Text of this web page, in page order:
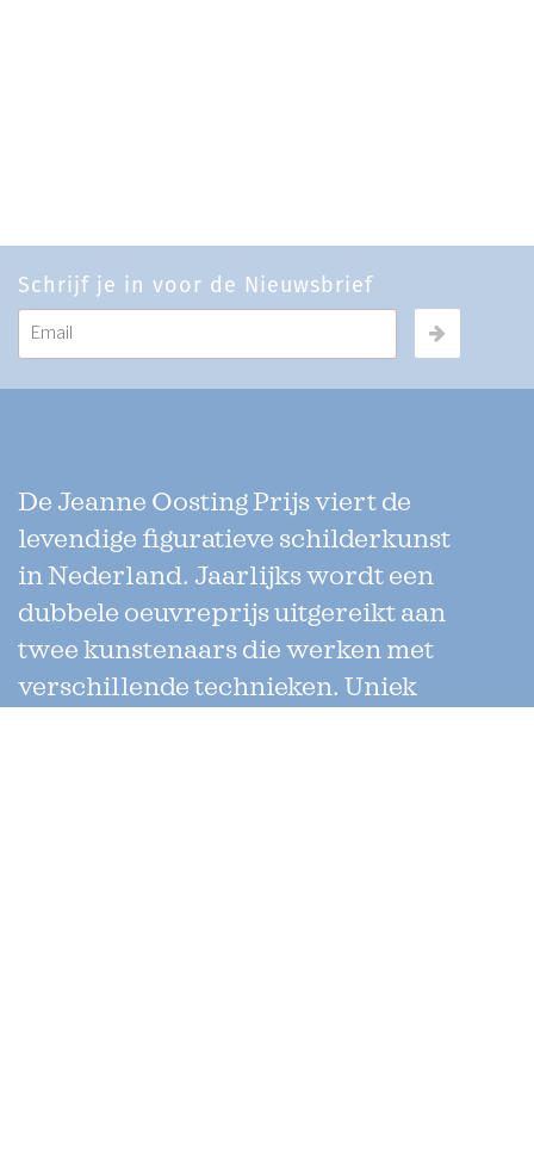
Schrijf je in voor de Nieuwsbrief
De Jeanne Oosting Prijs viert de
levendige figuratieve schilderkunst
in Nederland. Jaarlijks wordt een
dubbele oeuvreprijs uitgereikt aan
twee kunstenaars die werken met
verschillende technieken. Uniek